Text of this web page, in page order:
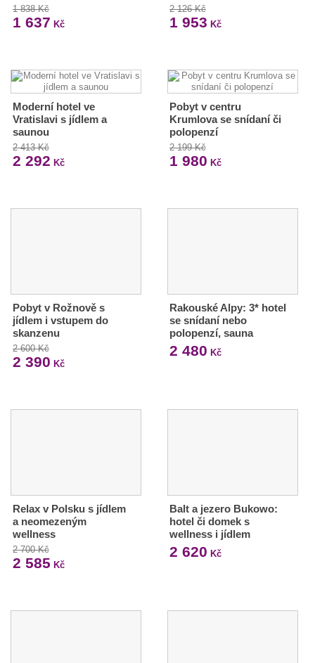
1 838 Kč
1 637 Kč
2 126 Kč
1 953 Kč
Moderní hotel ve
Vratislavi s jídlem a
saunou
2 413 Kč
2 292 Kč
Pobyt v centru
Krumlova se snídaní či
polopenzí
2 199 Kč
1 980 Kč
Pobyt v Rožnově s
jídlem i vstupem do
skanzenu
2 600 Kč
2 390 Kč
Rakouské Alpy: 3* hotel
se snídaní nebo
polopenzí, sauna
2 480 Kč
Relax v Polsku s jídlem
a neomezeným
wellness
2 700 Kč
2 585 Kč
Balt a jezero Bukowo:
hotel či domek s
wellness i jídlem
2 620 Kč